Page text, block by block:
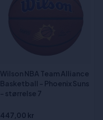
Wilson NBA Team Alliance
Basketball - Phoenix Suns
- størrelse 7
447,00 kr